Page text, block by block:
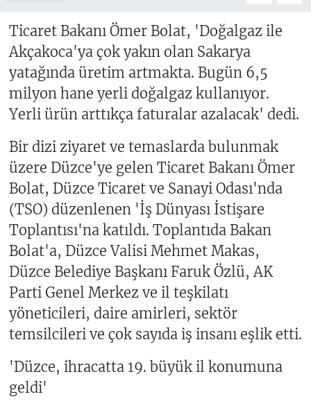
Ticaret Bakanı Ömer Bolat, 'Doğalgaz ile
Akçakoca'ya çok yakın olan Sakarya
yatağında üretim artmakta. Bugün 6,5
milyon hane yerli doğalgaz kullanıyor.
Yerli ürün arttıkça faturalar azalacak' dedi.
Bir dizi ziyaret ve temaslarda bulunmak
üzere Düzce'ye gelen Ticaret Bakanı Ömer
Bolat, Düzce Ticaret ve Sanayi Odası'nda
(TSO) düzenlenen 'İş Dünyası İstişare
Toplantısı'na katıldı. Toplantıda Bakan
Bolat'a, Düzce Valisi Mehmet Makas,
Düzce Belediye Başkanı Faruk Özlü, AK
Parti Genel Merkez ve il teşkilatı
yöneticileri, daire amirleri, sektör
temsilcileri ve çok sayıda iş insanı eşlik etti.
'Düzce, ihracatta 19. büyük il konumuna
geldi'